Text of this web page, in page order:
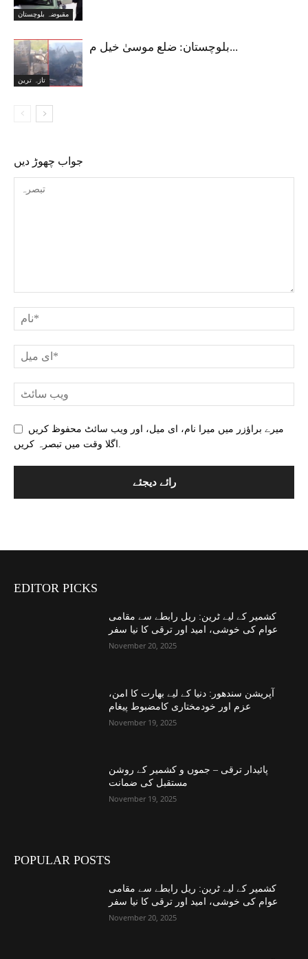
مقبوضہ بلوچستان
تازہ ترین
بلوچستان: ضلع موسیٰ خیل م...
جواب چھوڑ دیں
میرے براؤزر میں میرا نام، ای میل، اور ویب سائٹ محفوظ کریں
EDITOR PICKS
کشمیر کے لیے ٹرین: ریل رابطے سے مقامی
عوام کی خوشی، امید اور ترقی کا نیا سفر
November 20, 2025
آپریشن سندھور: دنیا کے لیے بھارت کا امن،
عزم اور خودمختاری کامضبوط پیغام
November 19, 2025
پائیدار ترقی – جموں و کشمیر کے روشن
مستقبل کی ضمانت
November 19, 2025
POPULAR POSTS
کشمیر کے لیے ٹرین: ریل رابطے سے مقامی
عوام کی خوشی، امید اور ترقی کا نیا سفر
November 20, 2025